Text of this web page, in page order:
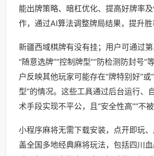
能出牌策略、暗杠优化、提高好牌率
作，通过AI算法调整牌局结果，提升胜
新疆西域棋牌有没有挂；用户可通过
“随意选牌”“控制牌型”“防检测防封号”
户反映其他玩家可能存在“牌特别好”或
型”的情况。这些工具通过后台运行、
术手段实现不平公，且“安全性高”“不被
小程序麻将无需下载安装，点开即玩
盖全国多地经典麻将玩法，包括四川